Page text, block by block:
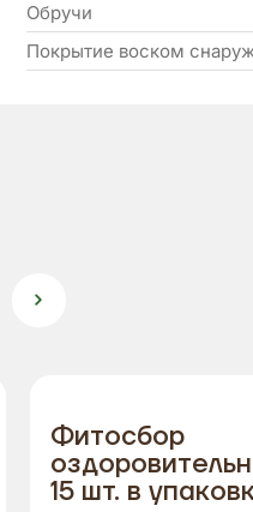
Обручи
Покрытие воском
Фитосбор
15 шт. в